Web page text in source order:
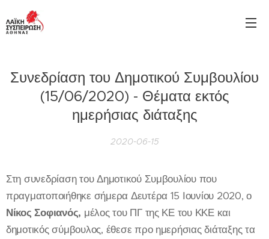
Συνεδρίαση του Δημοτικού Συμβουλίου
(15/06/2020) - Θέματα εκτός
ημερήσιας διάταξης
2020-06-15
Στη συνεδρίαση του Δημοτικού Συμβουλίου που
πραγματοποιήθηκε σήμερα Δευτέρα 15 Ιουνίου 2020, ο
Νίκος Σοφιανός, μέλος του ΠΓ της ΚΕ του ΚΚΕ και
δημοτικός σύμβουλος, έθεσε προ ημερήσιας διάταξης τα